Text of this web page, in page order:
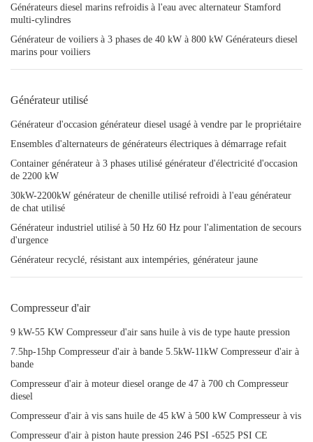
Générateurs diesel marins refroidis à l'eau avec alternateur Stamford
multi-cylindres
Générateur de voiliers à 3 phases de 40 kW à 800 kW Générateurs diesel
marins pour voiliers
Générateur utilisé
Générateur d'occasion générateur diesel usagé à vendre par le propriétaire
Ensembles d'alternateurs de générateurs électriques à démarrage refait
Container générateur à 3 phases utilisé générateur d'électricité d'occasion
de 2200 kW
30kW-2200kW générateur de chenille utilisé refroidi à l'eau générateur
de chat utilisé
Générateur industriel utilisé à 50 Hz 60 Hz pour l'alimentation de secours
d'urgence
Générateur recyclé, résistant aux intempéries, générateur jaune
Compresseur d'air
9 kW-55 KW Compresseur d'air sans huile à vis de type haute pression
7.5hp-15hp Compresseur d'air à bande 5.5kW-11kW Compresseur d'air à
bande
Compresseur d'air à moteur diesel orange de 47 à 700 ch Compresseur
diesel
Compresseur d'air à vis sans huile de 45 kW à 500 kW Compresseur à vis
Compresseur d'air à piston haute pression 246 PSI -6525 PSI CE